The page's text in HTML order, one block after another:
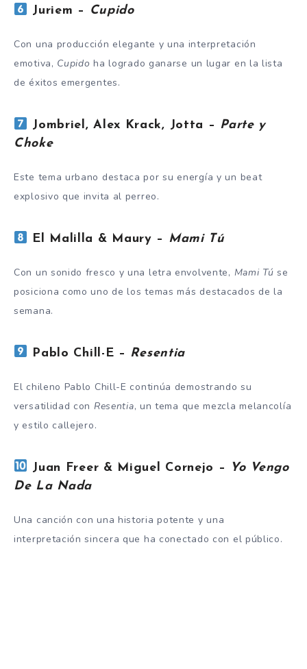
Juriem – Cupido
Con una producción elegante y una interpretación
emotiva, Cupido ha logrado ganarse un lugar en la lista
de éxitos emergentes.
Jombriel, Alex Krack, Jotta – Parte y
Choke
Este tema urbano destaca por su energía y un beat
explosivo que invita al perreo.
El Malilla & Maury – Mami Tú
Con un sonido fresco y una letra envolvente, Mami Tú se
posiciona como uno de los temas más destacados de la
semana.
Pablo Chill-E – Resentia
El chileno Pablo Chill-E continúa demostrando su
versatilidad con Resentia, un tema que mezcla melancolía
y estilo callejero.
Juan Freer & Miguel Cornejo –
Yo Vengo
De La Nada
Una canción con una historia potente y una
interpretación sincera que ha conectado con el público.